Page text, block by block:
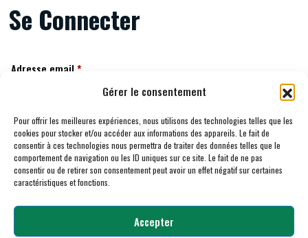
Gérer le consentement
Pour offrir les meilleures expériences, nous utilisons des technologies telles que les
cookies pour stocker et/ou accéder aux informations des appareils. Le fait de
consentir à ces technologies nous permettra de traiter des données telles que le
comportement de navigation ou les ID uniques sur ce site. Le fait de ne pas
consentir ou de retirer son consentement peut avoir un effet négatif sur certaines
caractéristiques et fonctions.
Accepter
Se Connecter
Adresse email *
Mot de passe*